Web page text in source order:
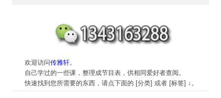
欢迎访问传雅轩。
自己学过的一些课，整理成节目表，供相同爱好者查阅。
快速找到您所需要的东西，请点下面的 [分类] 或者 [标签] ↓。